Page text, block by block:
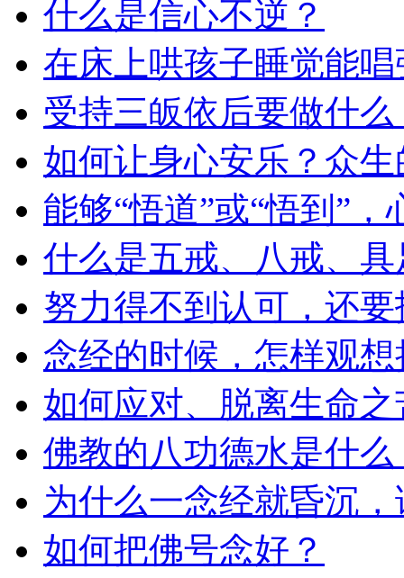
什么是信心不逆？
在床上哄孩子睡觉能
受持三皈依后要做什
如何让身心安乐？众
能够“悟道”或“悟到”
什么是五戒、八戒、
努力得不到认可，还
念经的时候，怎样观
如何应对、脱离生命之
佛教的八功德水是什
为什么一念经就昏沉
如何把佛号念好？